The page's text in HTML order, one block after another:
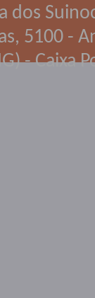
dos
5100 -
- Caixa